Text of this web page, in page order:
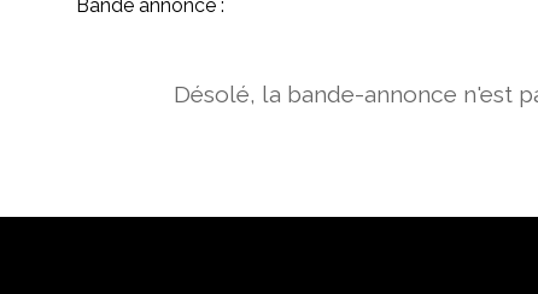
Bande annonce :
Désolé, la bande-annonce n'est